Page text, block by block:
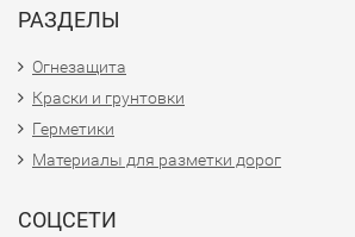
РАЗДЕЛЫ
Огнезащита
Краски и грунтовки
Герметики
Материалы для разметки дорог
СОЦСЕТИ